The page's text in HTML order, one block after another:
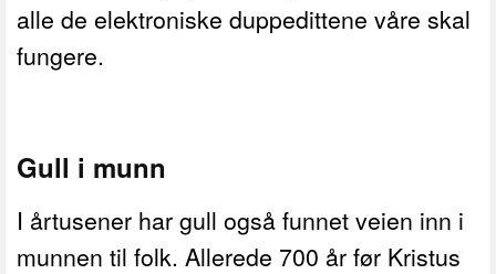
alle de elektroniske duppedittene våre skal
fungere.
Gull i munn
I årtusener har gull også funnet veien inn i
munnen til folk. Allerede 700 år før Kristus